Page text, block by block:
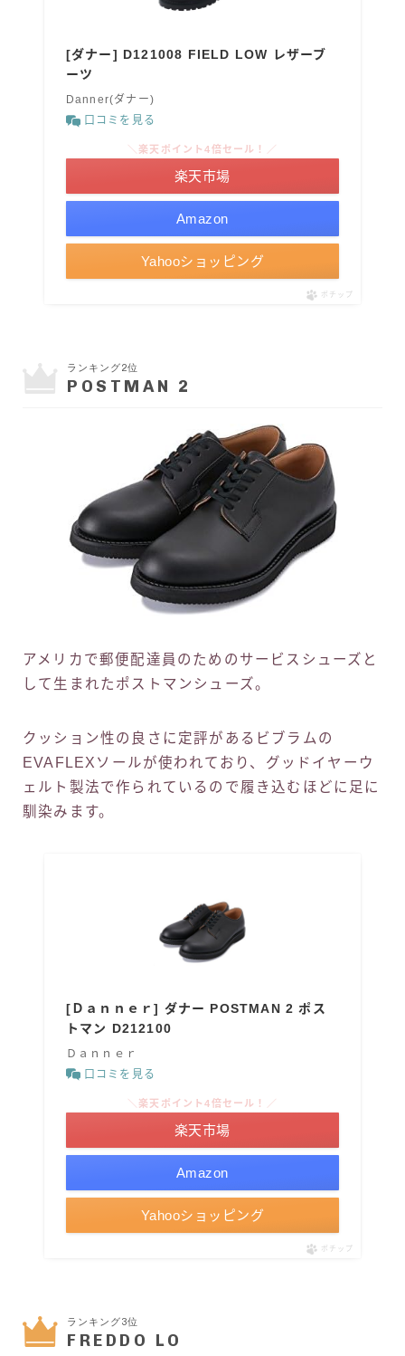
[ダナー] D121008 FIELD LOW レザーブ
ーツ
Danner(ダナー)
口コミを見る
Amazon
＼楽天ポイント4倍セール！／
楽天市場
Yahooショッピング
ポチップ
ランキング2位
POSTMAN 2
アメリカで郵便配達員のためのサービスシューズと
して生まれたポストマンシューズ。
クッション性の良さに定評があるビブラムの
EVAFLEXソールが使われており、グッドイヤーウ
ェルト製法で作られているので履き込むほどに足に
馴染みます。
[Ｄａｎｎｅｒ] ダナー POSTMAN 2 ポス
トマン D212100
Ｄａｎｎｅｒ
口コミを見る
Amazon
＼楽天ポイント4倍セール！／
楽天市場
Yahooショッピング
ポチップ
ランキング3位
FREDDO LO